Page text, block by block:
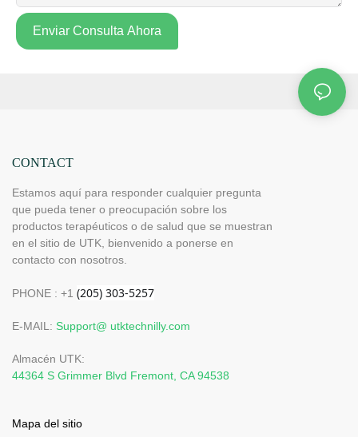
Enviar Consulta Ahora
CONTACT
Estamos aquí para responder cualquier pregunta
que pueda tener o preocupación sobre los
productos terapéuticos o de salud que se muestran
en el sitio de UTK, bienvenido a ponerse en
contacto con nosotros.
PHONE : +1
E-MAIL: Support@ utktechnilly.com
Almacén UTK:
44364 S Grimmer Blvd Fremont, CA 94538
Mapa del sitio